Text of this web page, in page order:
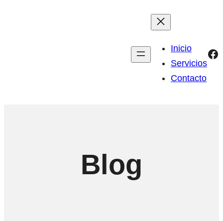
Inicio
Servicios
Contacto
Blog